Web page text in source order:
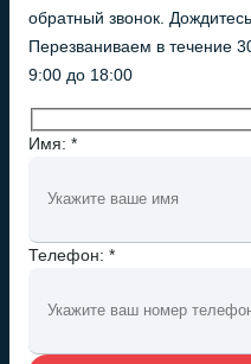
обратный звонок.
Перезваниваем в течение
9:00 до 18:00
Имя: *
Телефон: *